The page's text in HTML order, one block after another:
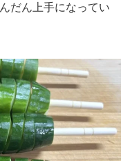
だん上手になってい